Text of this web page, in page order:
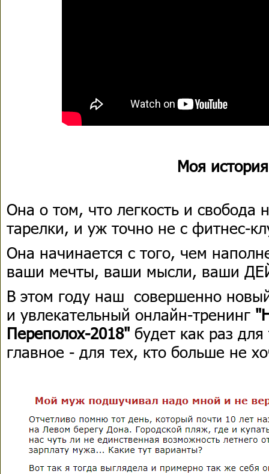
Моя
Она о том, что легкость и свобода
тарелки, и уж точно не с фитнес-
Она начинается с того, чем
ваши мечты, ваши мысли, ваши
В этом году наш совершенно
и увлекательный онлайн-тренинг
Переполох-2018" будет как раз
главное - для тех, кто больше не